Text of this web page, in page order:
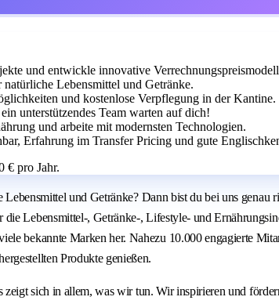
und entwickle innovative
Lebensmittel und Getränke.
und kostenlose Verpflegung in der Kantine.
unterstützendes Team warten auf dich!
und arbeite mit modernsten Technologien.
Erfahrung im Transfer Pricing und gute
€ pro Jahr.
und Getränke? Dann bist du bei uns
die Lebensmittel-, Getränke-, Lifestyle- und
bekannte Marken her. Nahezu 10.000 engagierte
Produkte genießen.
zeigt sich in allem, was wir tun. Wir inspirieren und